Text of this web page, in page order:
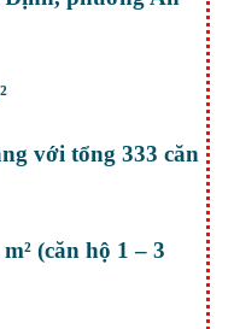
với tổng 333 căn
(căn hộ 1 – 3